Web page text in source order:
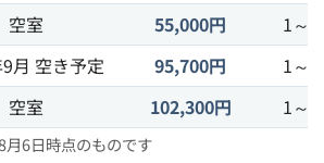
空室 55,000円
1～
月 空き予定 95,700円
1～
空室 102,300円 1～
6日時点のものです